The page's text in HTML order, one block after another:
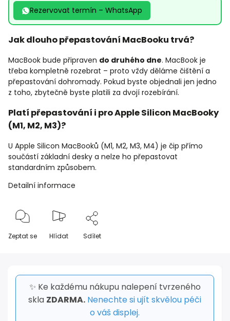
Rezervovat termín – WhatsApp
Jak dlouho přepastování MacBooku trvá?
MacBook bude připraven do druhého dne. MacBook je
třeba kompletně rozebrat – proto vždy děláme čištění a
přepastování dohromady. Pokud byste objednali jen jedno
z toho, zbytečně byste platili za dvojí rozebírání.
Platí přepastování i pro Apple Silicon MacBooky
(M1, M2, M3)?
U Apple Silicon MacBooků (M1, M2, M3, M4) je čip přímo
součástí základní desky a nelze ho přepastovat
standardním způsobem.
Detailní informace
Zeptat se Hlídat Sdílet
✨ Ke každému nákupu nalepení tvrzeného
skla ZDARMA. Nenechte si ujít skvělou péči
o váš displej.